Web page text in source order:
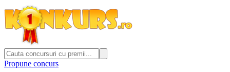
Propune concurs